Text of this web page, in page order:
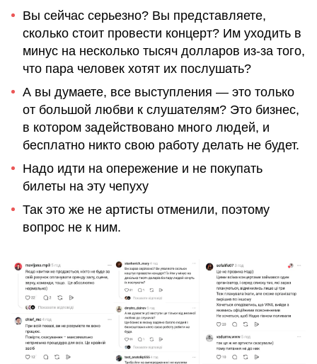
Вы сейчас серьезно? Вы представляете,
сколько стоит провести концерт? Им уходить в
минус на несколько тысяч долларов из-за того,
что пара человек хотят их послушать?
А вы думаете, все выступления — это только
от большой любви к слушателям? Это бизнес,
в котором задействовано много людей, и
бесплатно никто свою работу делать не будет.
Надо идти на опережение и не покупать
билеты на эту чепуху
Так это же не артисты отменили, поэтому
вопрос не к ним.